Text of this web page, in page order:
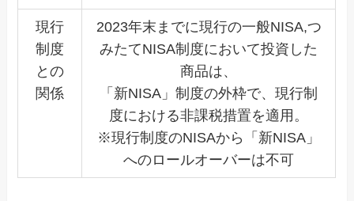
現行
制度
との
関係
2023年末までに現行の一般NISA,つ
みたてNISA制度において投資した
商品は、
「新NISA」制度の外枠で、現行制
度における非課税措置を適用。
※現行制度のNISAから「新NISA」
へのロールオーバーは不可